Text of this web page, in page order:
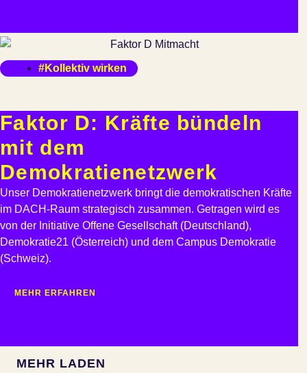
#Kollektiv wirken
Faktor D: Kräfte bündeln
mit dem
Demokratienetzwerk
Unser Demokratienetzwerk bringt die demokratischen Kräfte
im DACH-Raum strategisch zusammen. Getragen wird es
von der Initiative Offene Gesellschaft (Deutschland),
Demokratie21 (Österreich) und dem Campus Demokratie
(Schweiz).
MEHR ERFAHREN
MEHR LADEN